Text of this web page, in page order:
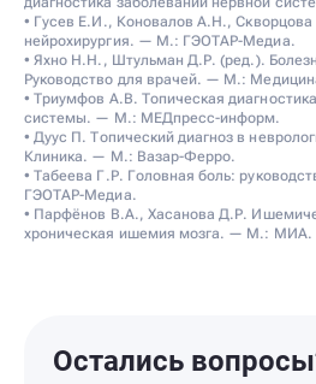
• Гусев Е.И., Коновалов А.Н.,
нейрохирургия. — М.: ГЭОТАР-Медиа.
• Яхно Н.Н., Штульман Д.Р. (ред.).
Руководство для врачей. — М.:
• Триумфов А.В. Топическая
системы. — М.: МЕДпресс-информ.
• Дуус П. Топический диагноз в
Клиника. — М.: Вазар-Ферро.
• Табеева Г.Р. Головная боль:
ГЭОТАР-Медиа.
• Парфёнов В.А., Хасанова Д.Р.
хроническая ишемия мозга. — М.: МИА.
Остались